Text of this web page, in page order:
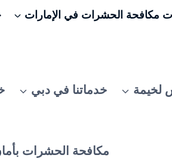
مكافحة الحشرات في الإمارات
لخيمة خدماتنا في دبي
مكافحة الحشرات